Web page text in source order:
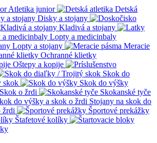
Atletika junior
Detská
Disky a stojany
Kladivá a stojany
Lopty a medicinbaly
Lopty a stojany
Meracie
Ochranné klietky
Oštepy a kopije
Skok do
skok
Skok do výšky
Skok o žrdi
Skokanské tyče
Stojany na skok do
žrdi
Športové prekážky
Štafetové kolíky